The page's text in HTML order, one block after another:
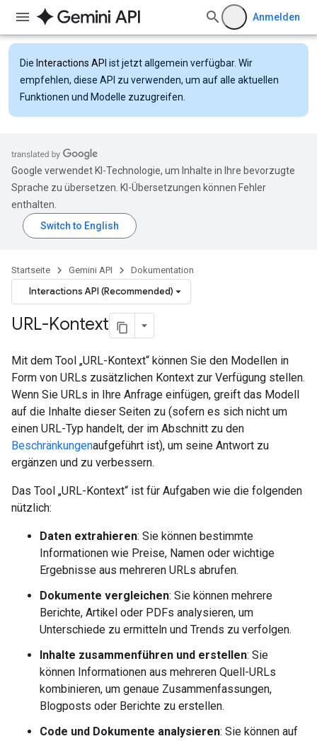
Anmelden
Die Interactions API ist jetzt allgemein verfügbar. Wir
empfehlen, diese API zu verwenden, um auf alle aktuellen
Funktionen und Modelle zuzugreifen.
Google verwendet KI-Technologie, um Inhalte in Ihre bevorzugte
Sprache zu übersetzen. KI-Übersetzungen können Fehler
enthalten.
Startseite Gemini API Dokumentation
Interactions API (Recommended)
URL-Kontext
Mit dem Tool „URL-Kontext“ können Sie den Modellen in
Form von URLs zusätzlichen Kontext zur Verfügung stellen.
Wenn Sie URLs in Ihre Anfrage einfügen, greift das Modell
auf die Inhalte dieser Seiten zu (sofern es sich nicht um
einen URL-Typ handelt, der im Abschnitt zu den
Beschränkungenaufgeführt ist), um seine Antwort zu
ergänzen und zu verbessern.
Das Tool „URL-Kontext“ ist für Aufgaben wie die folgenden
nützlich:
Daten extrahieren: Sie können bestimmte
Informationen wie Preise, Namen oder wichtige
Ergebnisse aus mehreren URLs abrufen.
Dokumente vergleichen: Sie können mehrere
Berichte, Artikel oder PDFs analysieren, um
Unterschiede zu ermitteln und Trends zu verfolgen.
Inhalte zusammenführen und erstellen: Sie
können Informationen aus mehreren Quell-URLs
kombinieren, um genaue Zusammenfassungen,
Blogposts oder Berichte zu erstellen.
Code und Dokumente analysieren: Sie können auf